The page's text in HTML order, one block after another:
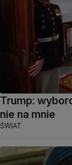
Trump:
nie na mnie
ŚWIAT